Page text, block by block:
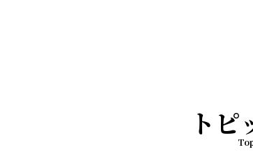
トピ